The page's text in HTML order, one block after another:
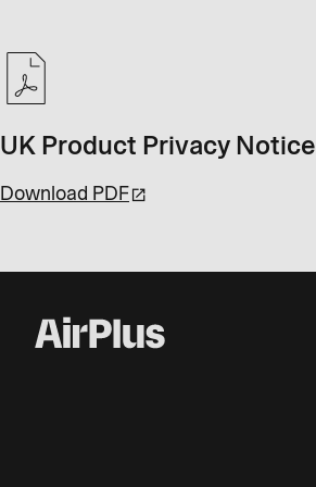
UK Product Privacy Notice
Download PDF